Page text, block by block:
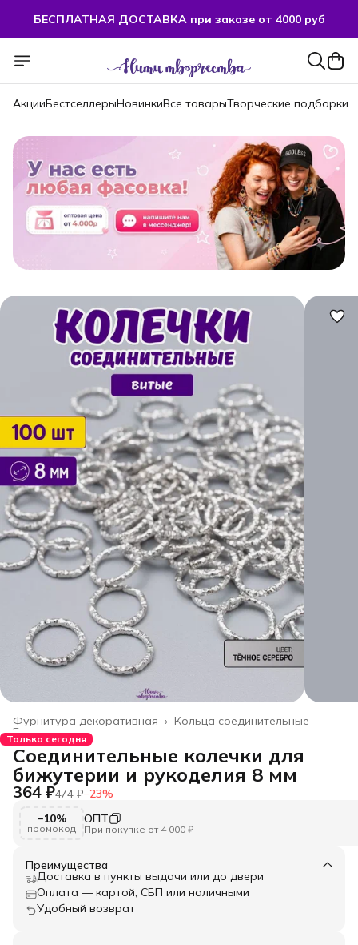
БЕСПЛАТНАЯ ДОСТАВКА при заказе от 4000 руб
БЕСПЛАТНАЯ ДОСТАВКА при заказе от 4000 руб
АкцииБестселлерыНовинкиВсе товарыТворческие подборки
Кольца соединительные
Фурнитура декоративная ›
Главная ›
Только сегодня
Соединительные колечки для
бижутерии и рукоделия 8 мм
364 ₽474 ₽−23%
−10%
промокод
ОПТ
При покупке от 4 000 ₽
Преимущества
Доставка в пункты выдачи или до двери
Оплата — картой, СБП или наличными
Удобный возврат